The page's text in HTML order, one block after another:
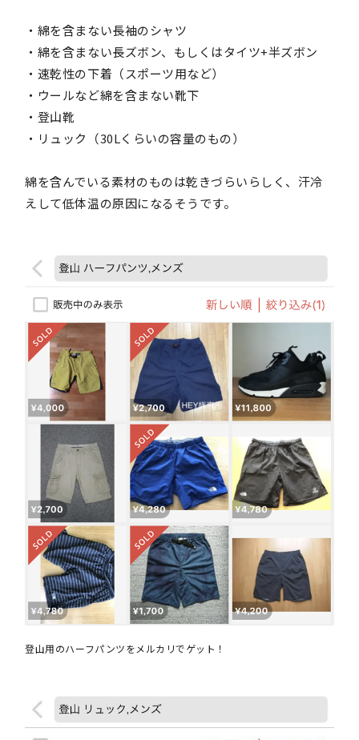
・綿を含まない長袖のシャツ
・綿を含まない長ズボン、もしくはタイツ+半ズボン
・速乾性の下着（スポーツ用など）
・ウールなど綿を含まない靴下
・登山靴
・リュック（30Lくらいの容量のもの）
綿を含んでいる素材のものは乾きづらいらしく、汗冷
えして低体温の原因になるそうです。
登山用のハーフパンツをメルカリでゲット！